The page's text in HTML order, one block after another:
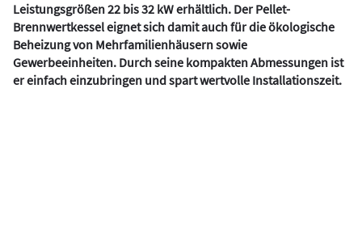
Leistungsgrößen 22 bis 32 kW erhältlich. Der Pellet-
Brennwertkessel eignet sich damit auch für die ökologische
Beheizung von Mehrfamilienhäusern sowie
Gewerbeeinheiten. Durch seine kompakten Abmessungen ist
er einfach einzubringen und spart wertvolle Installationszeit.